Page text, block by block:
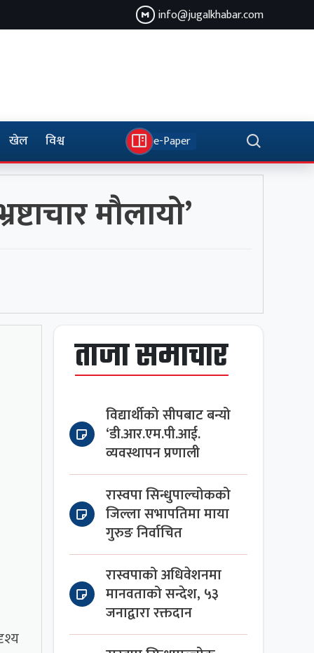
info@jugalkhabar.com
खेल विश्व e-Paper
मौलायो’
ताजा समाचार
विद्यार्थीको सीपबाट बन्यो
‘डी.आर.एम.पी.आई.
व्यवस्थापन प्रणाली
रास्वपा सिन्धुपाल्चोकको
जिल्ला सभापतिमा माया
गुरुङ निर्वाचित
रास्वपाको अधिवेशनमा
मानवताको सन्देश, ५३
जनाद्वारा रक्तदान